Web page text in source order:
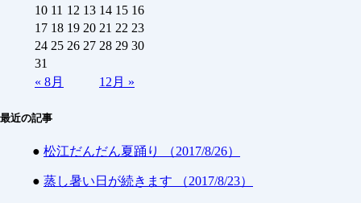
« 8月 12月 »
10 11 12 13 14 15 16
17 18 19 20 21 22 23
24 25 26 27 28 29 30
31
最近の記事
● 松江だんだん夏踊り （2017/8/26）
● 蒸し暑い日が続きます （2017/8/23）